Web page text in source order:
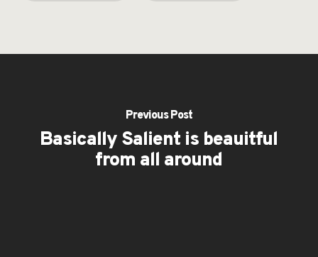
Previous Post
Basically Salient is beauitful
from all around